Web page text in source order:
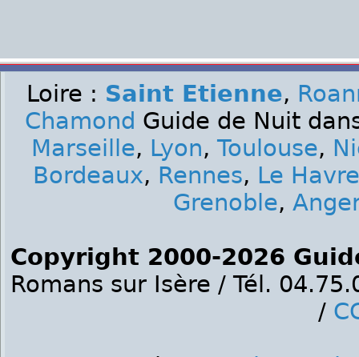
Loire : Saint Etienne,
Chamond Guide de Nuit
Marseille, Lyon, Toulouse,
Bordeaux, Rennes, Le Havre
Grenoble,
Copyright 2000-2026
Romans sur Isère / Tél.
/